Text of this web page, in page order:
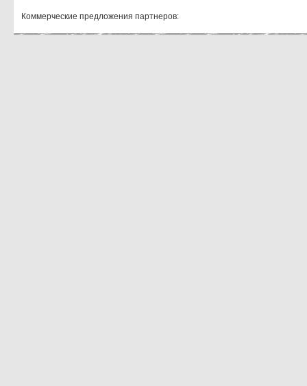
Коммерческие предложения партнеров: